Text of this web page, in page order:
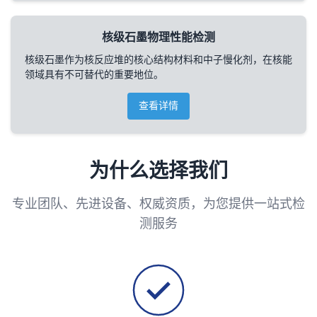
核级石墨物理性能检测
核级石墨作为核反应堆的核心结构材料和中子慢化剂，在核能
领域具有不可替代的重要地位。
查看详情
为什么选择我们
专业团队、先进设备、权威资质，为您提供一站式检
测服务